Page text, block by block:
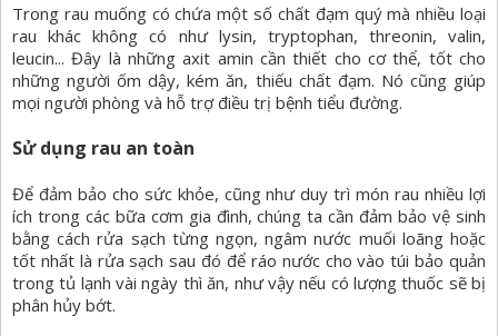
Trong rau muống có chứa một số chất đạm quý mà nhiều loại
rau khác không có như lysin, tryptophan, threonin, valin,
leucin... Đây là những axit amin cần thiết cho cơ thể, tốt cho
những người ốm dậy, kém ăn, thiếu chất đạm. Nó cũng giúp
mọi người phòng và hỗ trợ điều trị bệnh tiểu đường.
Sử dụng rau an toàn
Để đảm bảo cho sức khỏe, cũng như duy trì món rau nhiều lợi
ích trong các bữa cơm gia đình, chúng ta cần đảm bảo vệ sinh
bằng cách rửa sạch từng ngọn, ngâm nước muối loãng hoặc
tốt nhất là rửa sạch sau đó để ráo nước cho vào túi bảo quản
trong tủ lạnh vài ngày thì ăn, như vậy nếu có lượng thuốc sẽ bị
phân hủy bớt.